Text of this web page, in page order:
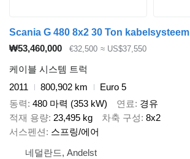
Scania G 480 8x2 30 Ton kabelsysteem
₩53,460,000
€32,500 ≈ US$37,550
케이블 시스템 트럭
2011
800,902 km
Euro 5
동력 480 마력 (353 kW) 연료
경유
적재 용량 23,495 kg 차축 구성 8x2
서스펜션
스프링/에어
네덜란드, Andelst